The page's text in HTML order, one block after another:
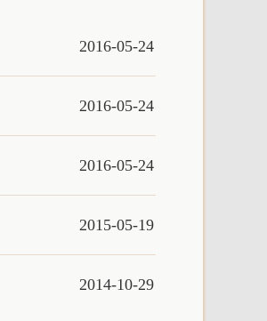
2016-05-24
2016-05-24
2016-05-24
2015-05-19
2014-10-29